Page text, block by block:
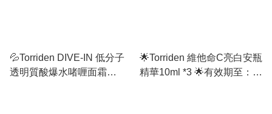
💦Torriden DIVE-IN 低分子
透明質酸爆水啫喱面霜
🌟Torriden 維他命C亮白安瓶
精華10ml *3 🌟有效期至：